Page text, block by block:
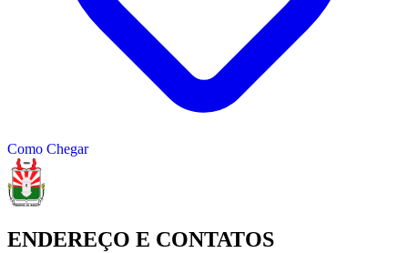
Como Chegar
ENDEREÇO E CONTATOS